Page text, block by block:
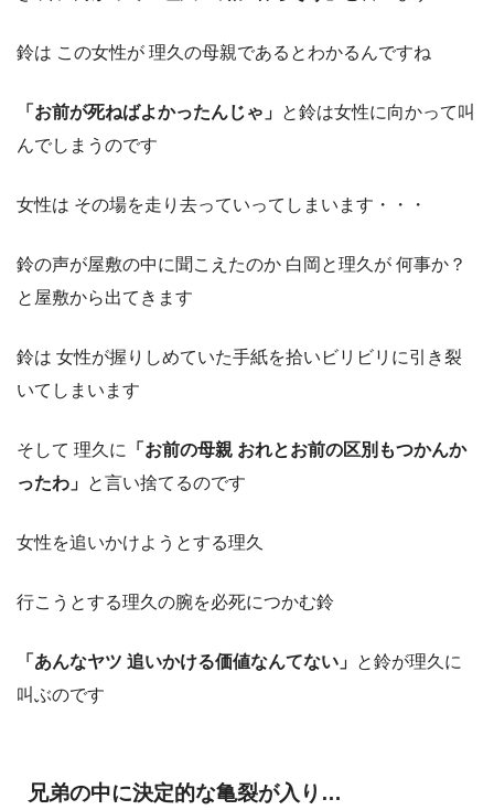
鈴は この女性が 理久の母親であるとわかるんですね
「お前が死ねばよかったんじゃ」 と鈴は女性に向かって叫
んでしまうのです
女性は その場を走り去っていってしまいます・・・
鈴の声が屋敷の中に聞こえたのか 白岡と理久が 何事か？
と屋敷から出てきます
鈴は 女性が握りしめていた手紙を拾いビリビリに引き裂
いてしまいます
そして 理久に
「お前の母親 おれとお前の区別もつかんか
ったわ」 と言い捨てるのです
女性を追いかけようとする理久
行こうとする理久の腕を必死につかむ鈴
「あんなヤツ 追いかける価値なんてない」 と鈴が理久に
叫ぶのです
兄弟の中に決定的な亀裂が入り…